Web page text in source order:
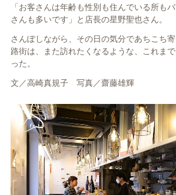
「お客さんは年齢も性別も住んでいる所も
さんも多いです」と店長の星野聖也さん。
さんぽしながら、その日の気分であちこち
路街は、また訪れたくなるような、これま
った。
文／高崎真規子 写真／齋藤雄輝